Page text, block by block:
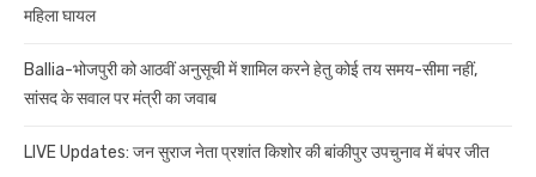
महिला घायल
Ballia-भोजपुरी को आठवीं अनुसूची में शामिल करने हेतु कोई तय समय-सीमा नहीं,
सांसद के सवाल पर मंत्री का जवाब
LIVE Updates: जन सुराज नेता प्रशांत किशोर की बांकीपुर उपचुनाव में बंपर जीत